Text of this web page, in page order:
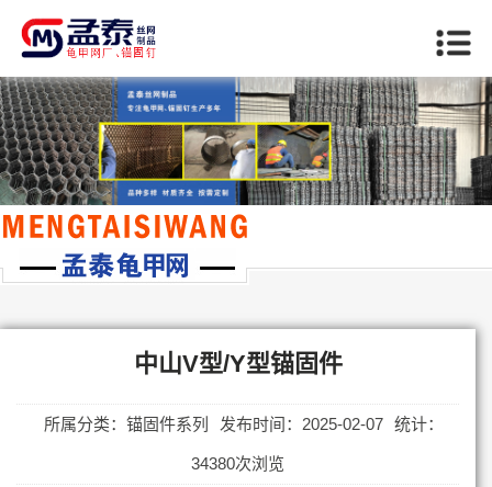
当前位置：首页>>中山锚固件系列
中山V型/Y型锚固件
所属分类：锚固件系列 发布时间：2025-02-07 统计：
34380次浏览